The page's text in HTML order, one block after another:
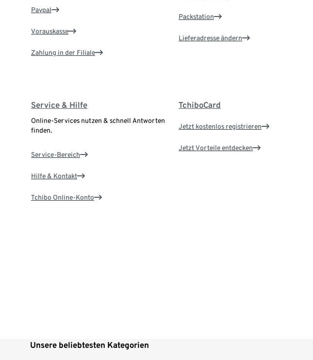
Paypal
Vorauskasse
Zahlung in der Filiale
Packstation
Lieferadresse ändern
Service & Hilfe
Online-Services nutzen & schnell Antworten
finden.
Service-Bereich
Hilfe & Kontakt
Tchibo Online-Konto
TchiboCard
Jetzt kostenlos registrieren
Jetzt Vorteile entdecken
Unsere beliebtesten Kategorien